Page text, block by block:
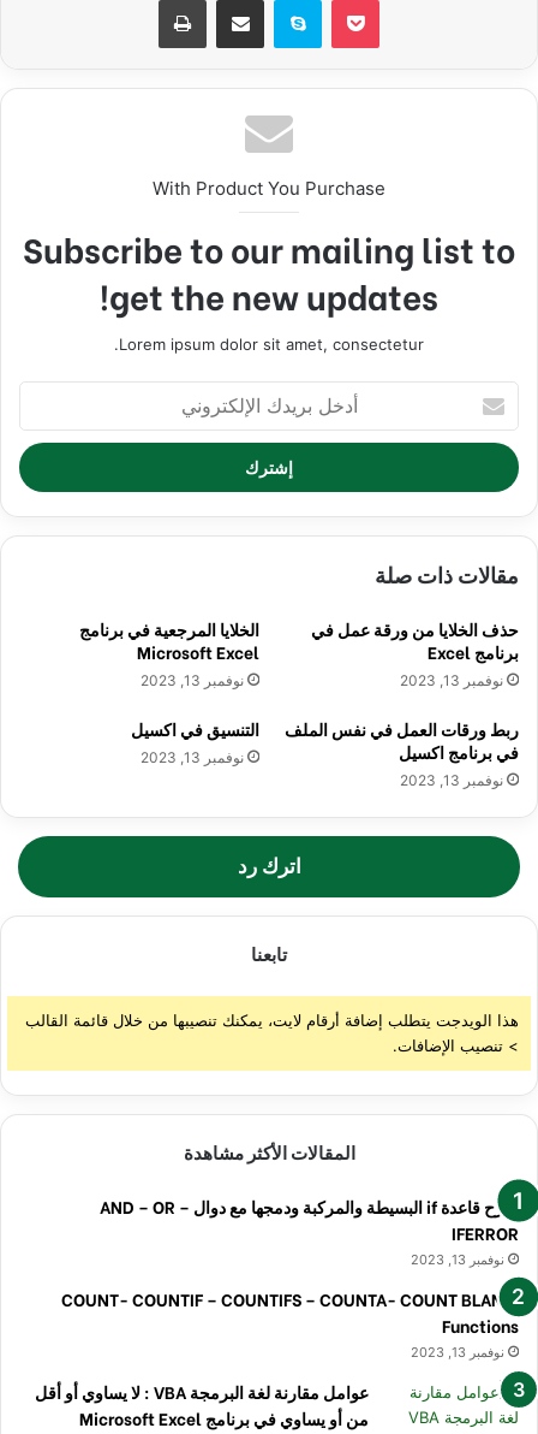
With Product You Purchase
Subscribe to our mailing list to
get the new updates!
Lorem ipsum dolor sit amet, consectetur.
أدخل
بريدك
الإلكتروني
مقالات ذات صلة
حذف الخلايا من ورقة عمل في
برنامج Excel
نوفمبر 13, 2023
الخلايا المرجعية في برنامج
Microsoft Excel
نوفمبر 13, 2023
ربط ورقات العمل في نفس الملف
في برنامج اكسيل
نوفمبر 13, 2023
التنسيق في اكسيل
نوفمبر 13, 2023
اترك رد
تابعنا
هذا الويدجت يتطلب إضافة أرقام لايت، يمكنك تنصيبها من خلال قائمة القالب
> تنصيب الإضافات.
المقالات الأكثر مشاهدة
شرح قاعدة if البسيطة والمركبة ودمجها مع دوال AND – OR –
IFERROR
نوفمبر 13, 2023
COUNT- COUNTIF – COUNTIFS – COUNTA- COUNT BLANK.
Functions
نوفمبر 13, 2023
عوامل مقارنة لغة البرمجة VBA : لا يساوي أو أقل
من أو يساوي في برنامج Microsoft Excel